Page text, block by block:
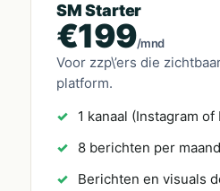
SM Starter
€199/mnd
Voor zzp\’ers die
platform.
1 kanaal (Instagram of
8 berichten per maand
Berichten en visuals